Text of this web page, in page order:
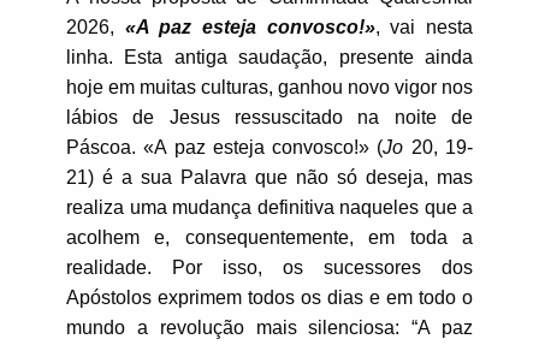
2026, «A paz esteja convosco!», vai nesta
linha. Esta antiga saudação, presente ainda
hoje em muitas culturas, ganhou novo vigor nos
lábios de Jesus ressuscitado na noite de
Páscoa. «A paz esteja convosco!» (Jo 20, 19-
21) é a sua Palavra que não só deseja, mas
realiza uma mudança definitiva naqueles que a
acolhem e, consequentemente, em toda a
realidade. Por isso, os sucessores dos
Apóstolos exprimem todos os dias e em todo o
mundo a revolução mais silenciosa: “A paz